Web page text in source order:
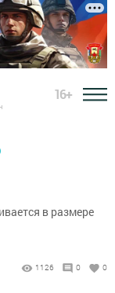
16+
в размере
1126 0 0